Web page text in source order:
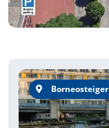
Borneosteiger